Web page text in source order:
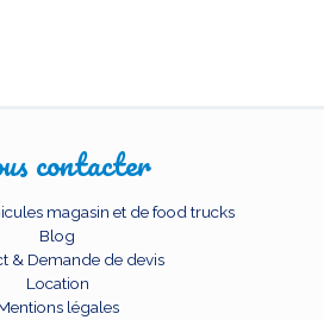
contacter
magasin et de food trucks
Blog
& Demande de devis
Location
légales